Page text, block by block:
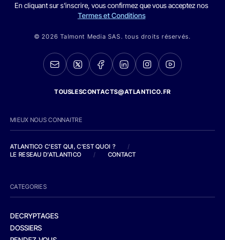
En cliquant sur s'inscrire, vous confirmez que vous acceptez nos
Termes et Conditions
© 2026 Talmont Media SAS. tous droits réservés.
TOUSLESCONTACTS@ATLANTICO.FR
MIEUX NOUS CONNAITRE
ATLANTICO C'EST QUI, C'EST QUOI ?
/
LE RESEAU D'ATLANTICO
/ CONTACT
CATEGORIES
DECRYPTAGES
DOSSIERS